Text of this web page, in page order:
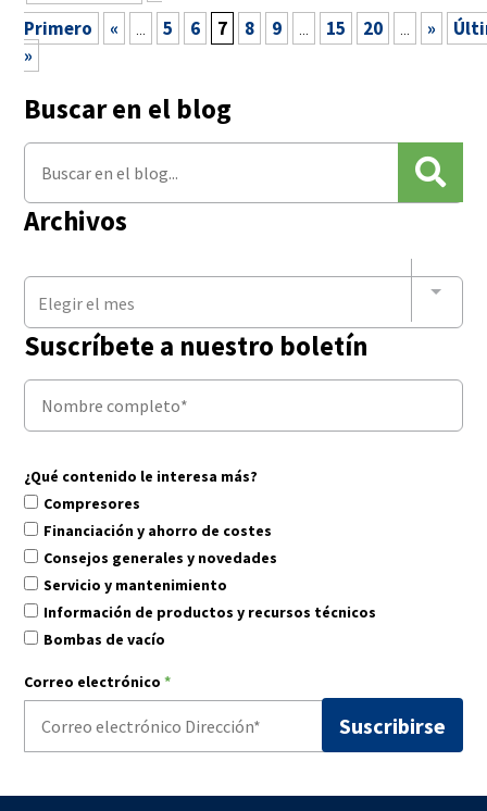
Primero
« ... 5 6 7 8 9 ... 15 20 ... »
»
Buscar en el blog
Archivos
Elegir el mes
Suscríbete a nuestro boletín
¿Qué contenido le interesa más?
Compresores
Financiación y ahorro de costes
Consejos generales y novedades
Servicio y mantenimiento
Información de productos y recursos técnicos
Bombas de vacío
Correo electrónico *